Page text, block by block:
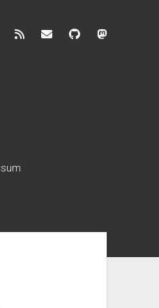
discuss@lists.unhb.de
githubmastodon